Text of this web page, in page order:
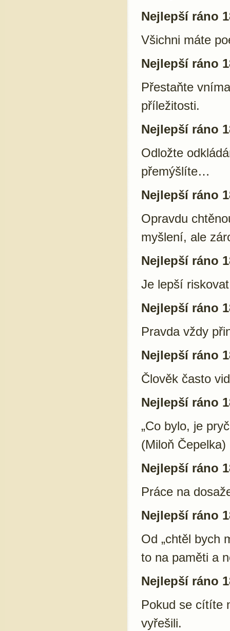
Nejlepší ráno
Všichni máte
Nejlepší ráno
Přestaňte
příležitosti.
Nejlepší ráno
Odložte
přemýšlíte…
Nejlepší ráno
Opravdu
myšlení, ale
Nejlepší ráno
Je lepší
Nejlepší ráno
Pravda vždy
Nejlepší ráno
Člověk často
Nejlepší ráno
„Co bylo, je
(Miloň Čepelka)
Nejlepší ráno
Práce na
Nejlepší ráno
Od „chtěl bych
to na paměti a
Nejlepší ráno
Pokud se cítíte
vyřešili.